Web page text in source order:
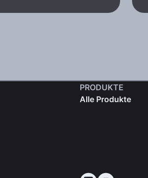
PRODUKTE
Alle Produkte